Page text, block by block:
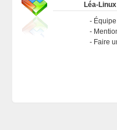
Léa-Linux
Faire